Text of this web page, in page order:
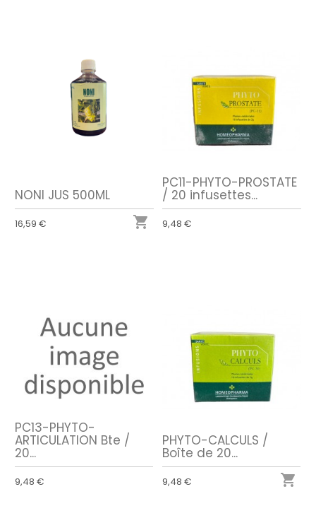
NONI JUS 500ML
16,59 € 
PC11-PHYTO-PROSTATE
/ 20 infusettes...
9,48 €
PC13-PHYTO-
ARTICULATION Bte /
20...
9,48 €
PHYTO-CALCULS /
Boîte de 20...
9,48 € 